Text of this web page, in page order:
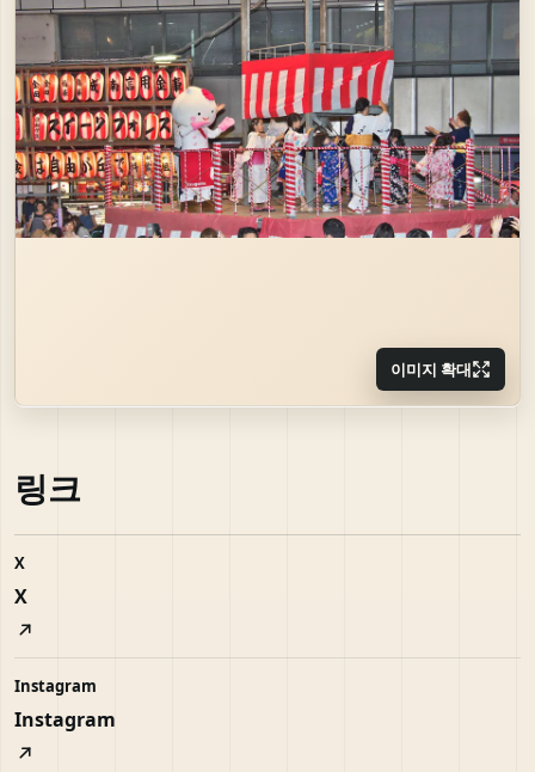
이미지 확대
링크
X
X
Instagram
Instagram